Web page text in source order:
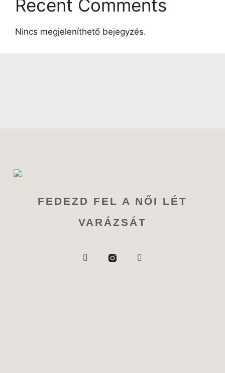
Recent Comments
Nincs megjeleníthető bejegyzés.
FEDEZD FEL A NŐI LÉT
VARÁZSÁT